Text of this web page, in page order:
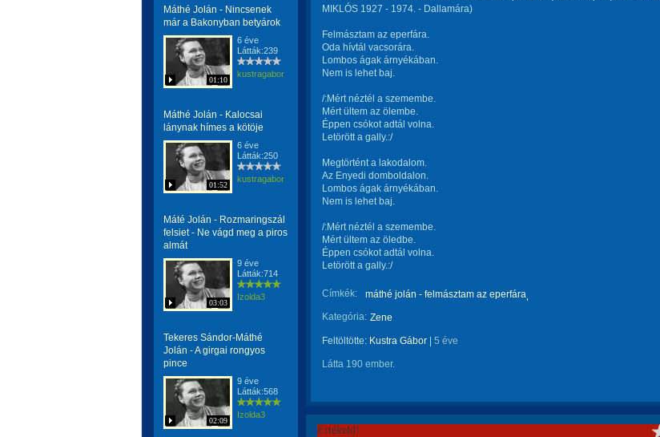
Máthé Jolán - Nincsenek
már a Bakonyban betyárok
01:10
6 éve
Látták:239
kustragabor
Máthé Jolán - Kalocsai
lánynak hímes a kötöje
01:52
6 éve
Látták:250
kustragabor
Máté Jolán - Rozmaringszál
felsiet - Ne vágd meg a piros
almát
03:03
9 éve
Látták:714
Izolda3
Tekeres Sándor-Máthé
Jolán - A girgai rongyos
pince
02:09
9 éve
Látták:568
Izolda3
MIKLÓS 1927 - 1974. - Dallamára)
Felmásztam az eperfára.
Oda hívtál vacsorára.
Lombos ágak árnyékában.
Nem is lehet baj.
/:Mért néztél a szemembe.
Mért ültem az ölembe.
Éppen csókot adtál volna.
Letörött a gally.:/
Megtörtént a lakodalom.
Az Enyedi domboldalon.
Lombos ágak árnyékában.
Nem is lehet baj.
/:Mért néztél a szemembe.
Mért ültem az öledbe.
Éppen csókot adtál volna.
Letörött a gally.:/
Címkék:
máthé jolán - felmásztam az eperfára
Kategória: Zene
Feltöltötte: Kustra Gábor 5 éve
Látta 190 ember.
Értékeld!